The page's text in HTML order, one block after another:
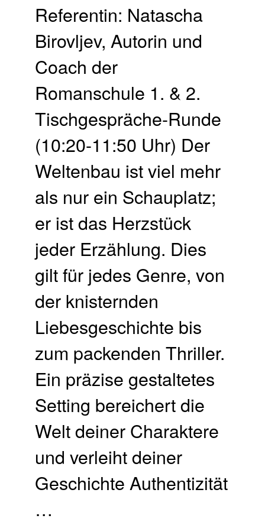
Referentin: Natascha
Birovljev, Autorin und
Coach der
Romanschule 1. & 2.
Tisch­gespräche-Runde
(10:20-11:50 Uhr) Der
Weltenbau ist viel mehr
als nur ein Schauplatz;
er ist das Herzstück
jeder Erzählung. Dies
gilt für jedes Genre, von
der knisternden
Liebesgeschichte bis
zum packenden Thriller.
Ein präzise gestaltetes
Setting bereichert die
Welt deiner Charaktere
und verleiht deiner
Geschichte Authentizität
…